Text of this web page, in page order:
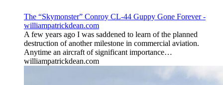
The “Skymonster” Conroy CL-44 Guppy Gone Forever -
williampatrickdean.com
A few years ago I was saddened to learn of the planned
destruction of another milestone in commercial aviation.
Anytime an aircraft of significant importance…
williampatrickdean.com